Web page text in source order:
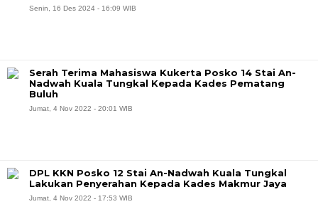
Senin, 16 Des 2024 - 16:09 WIB
Serah Terima Mahasiswa Kukerta Posko 14 Stai An-
Nadwah Kuala Tungkal Kepada Kades Pematang
Buluh
Jumat, 4 Nov 2022 - 20:01 WIB
DPL KKN Posko 12 Stai An-Nadwah Kuala Tungkal
Lakukan Penyerahan Kepada Kades Makmur Jaya
Jumat, 4 Nov 2022 - 17:53 WIB